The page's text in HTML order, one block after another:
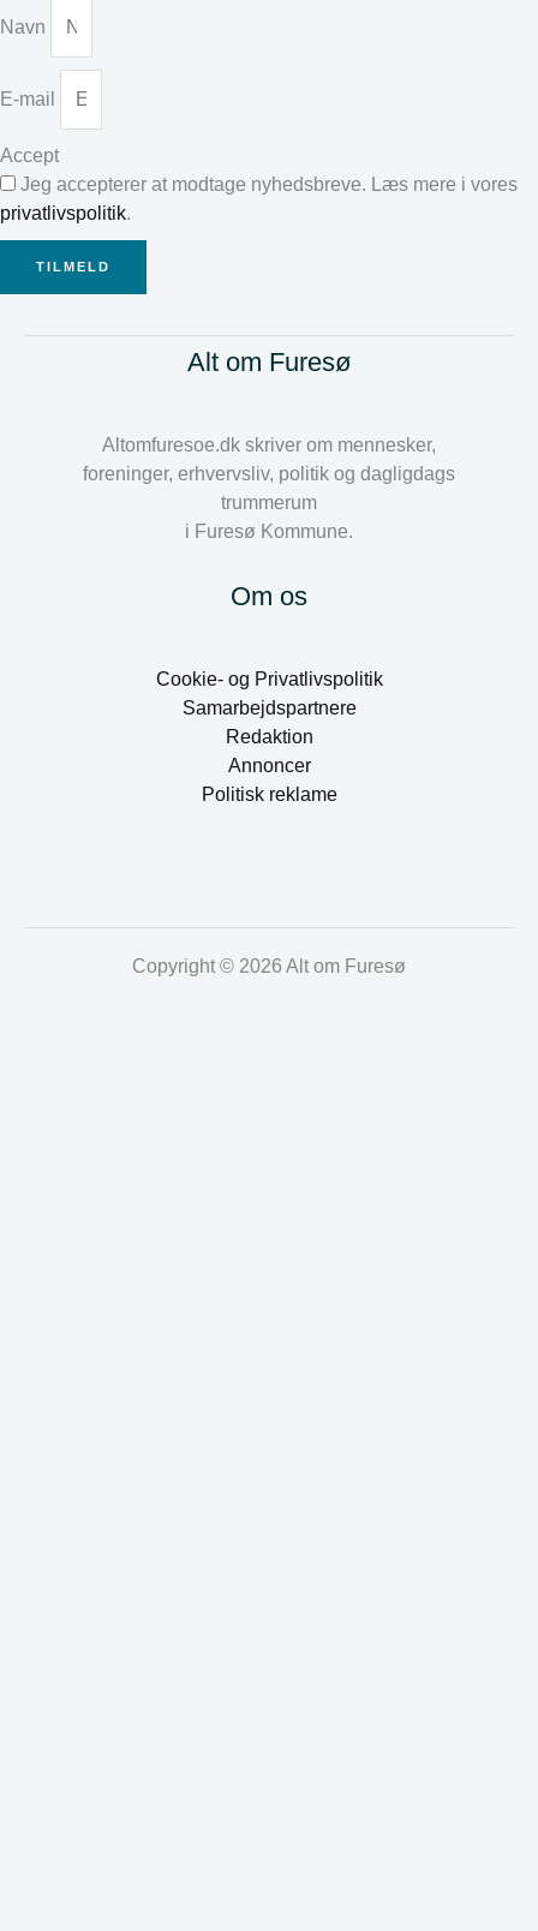
Navn
E-mail
Accept
Jeg accepterer at modtage nyhedsbreve. Læs mere i vores
privatlivspolitik.
TILMELD
Alt om Furesø
Altomfuresoe.dk skriver om mennesker,
foreninger, erhvervsliv, politik og dagligdags
trummerum
i Furesø Kommune.
Om os
Cookie- og Privatlivspolitik
Samarbejdspartnere
Redaktion
Annoncer
Politisk reklame
Copyright © 2026 Alt om Furesø